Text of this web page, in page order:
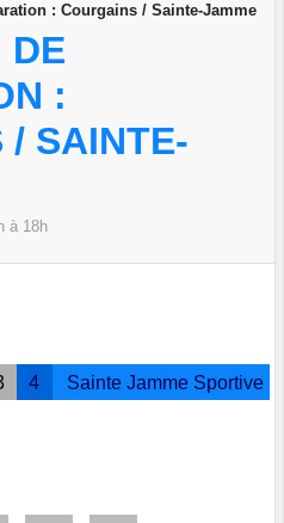
: Courgains / Sainte-Jamme
DE
:
/ SAINTE-
à 18h
4 Sainte Jamme Sportive